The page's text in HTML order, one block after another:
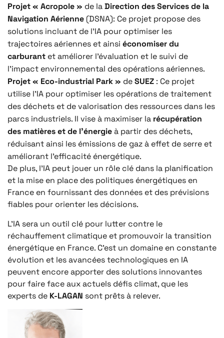
Projet « Acropole » de laDirection des Services de la
Navigation Aérienne (DSNA): Ce projet propose des
solutions incluant de l’IA pour optimiser les
trajectoires aériennes et ainsi économiser du
carburant et améliorer l’évaluation et le suivi de
l’impact environnemental des opérations aériennes.
Projet « Eco-industrial Park » deSUEZ : Ce projet
utilise l’IA pour optimiser les opérations de traitement
des déchets et de valorisation des ressources dans les
parcs industriels. Il vise à maximiser la récupération
des matières et de l’énergieà partir des déchets,
réduisant ainsi les émissions de gaz à effet de serre et
améliorant l’efficacité énergétique.
De plus, l’IA peut jouer un rôle clé dans la planification
et la mise en place des politiques énergétiques en
France en fournissant des données et des prévisions
fiables pour orienter les décisions.
L’IA sera un outil clé pour lutter contre le
réchauffement climatique et promouvoir la transition
énergétique en France. C’est un domaine en constante
évolution et les avancées technologiques en IA
peuvent encore apporter des solutions innovantes
pour faire face aux actuels défis climat, que les
experts de K-LAGAN sont prêts à relever.